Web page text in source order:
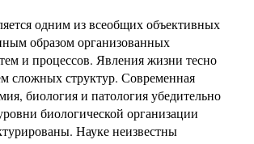
одним из всеобщих объективных
образом организованных
и процессов. Явления жизни тесно
сложных структур. Современная
биология и патология убедительно
биологической организации
Науке неизвестны